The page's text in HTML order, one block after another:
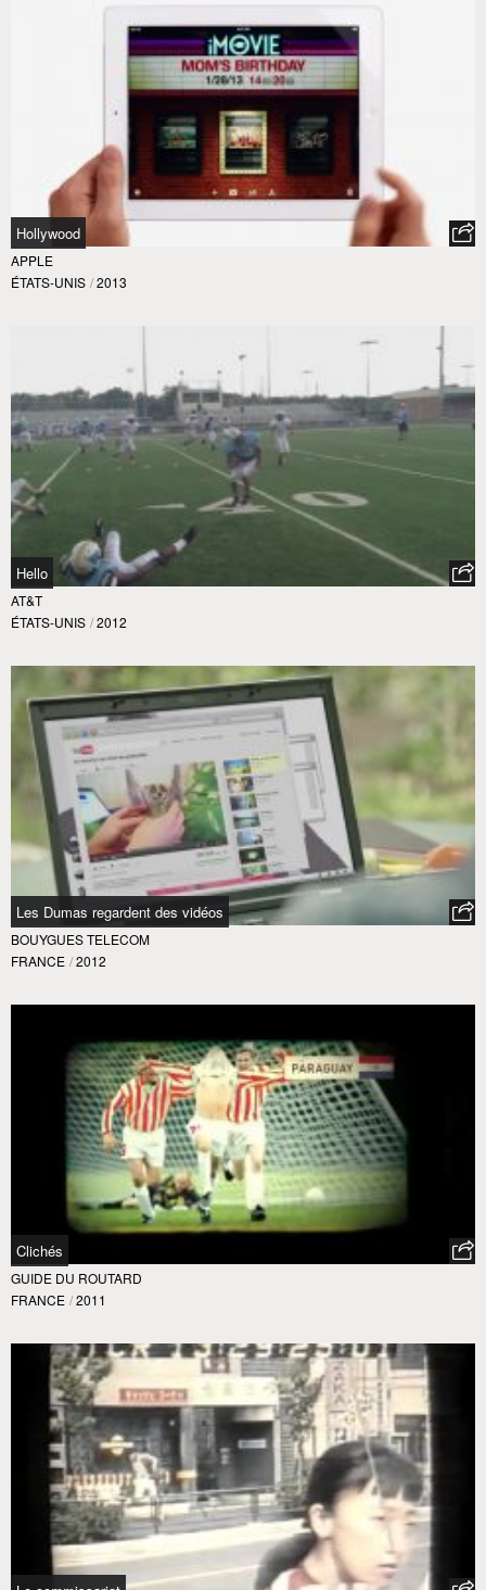
Hollywood
APPLE
ÉTATS-UNIS / 2013
Hello
AT&T
ÉTATS-UNIS / 2012
Les Dumas regardent des vidéos
BOUYGUES TELECOM
FRANCE / 2012
Clichés
GUIDE DU ROUTARD
FRANCE / 2011